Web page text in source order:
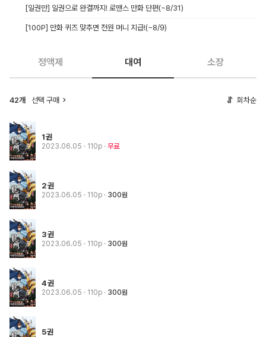
[일권만] 일권으로 완결까지! 로맨스 만화 단편(~8/31)
[100P] 만화 퀴즈 맞추면 전원 머니 지급!(~8/9)
정액제 대여 소장
42개 선택 구매 회차순
1권
2023.06.05 · 110p 무료
2권
2023.06.05 · 110p 300원
3권
2023.06.05 · 110p 300원
4권
2023.06.05 · 110p 300원
5권